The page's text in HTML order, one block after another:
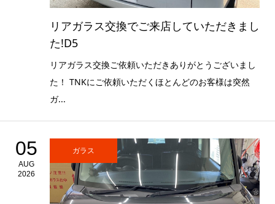
リアガラス交換でご来店していただきまし
た!D5
リアガラス交換ご依頼いただきありがとうございまし
た！ TNKにご依頼いただくほとんどのお客様は突然
ガ...
05
AUG
2026
ガラス